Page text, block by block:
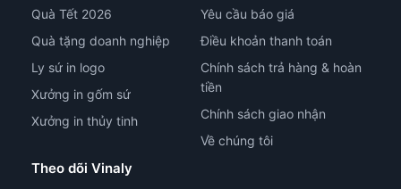
Quà Tết 2026
Quà tặng doanh nghiệp
Ly sứ in logo
Xưởng in gốm sứ
Xưởng in thủy tinh
Yêu cầu báo giá
Điều khoản thanh toán
Chính sách trả hàng & hoàn
tiền
Chính sách giao nhận
Về chúng tôi
Theo dõi Vinaly